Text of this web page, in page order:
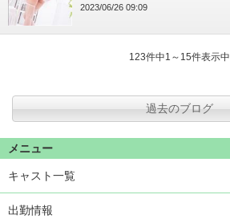
2023/06/26 09:09
123件中1～15件表示中
過去のブログ
メニュー
キャスト一覧
出勤情報